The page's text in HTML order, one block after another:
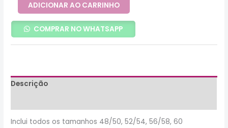
ADICIONAR AO CARRINHO
COMPRAR NO WHATSAPP
Descrição
Inclui todos os tamanhos 48/50, 52/54, 56/58, 60